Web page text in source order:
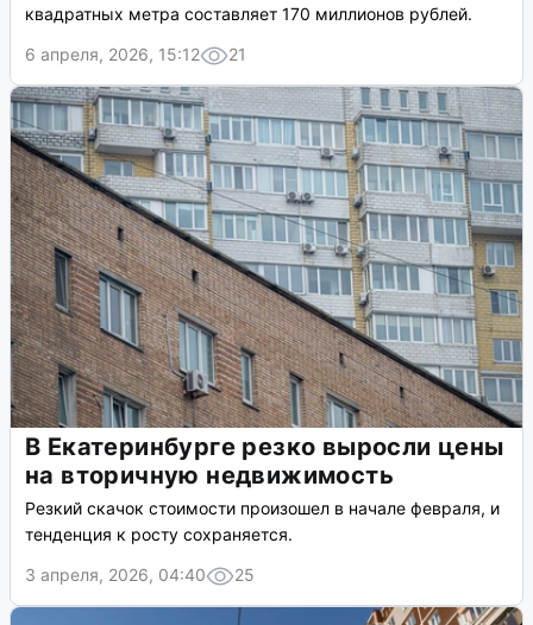
квадратных метра составляет 170 миллионов рублей.
6 апреля, 2026, 15:12
21
В Екатеринбурге резко выросли цены
на вторичную недвижимость
Резкий скачок стоимости произошел в начале февраля, и
тенденция к росту сохраняется.
3 апреля, 2026, 04:40
25